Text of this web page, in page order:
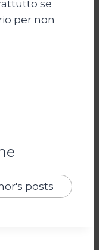
se
per non
posts